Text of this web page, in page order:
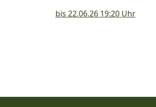
bis 22.06.26 19:20 Uhr